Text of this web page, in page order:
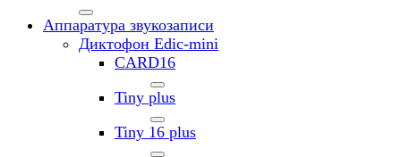
Аппаратура звукозаписи
Диктофон Edic-mini
CARD16
Tiny plus
Tiny 16 plus